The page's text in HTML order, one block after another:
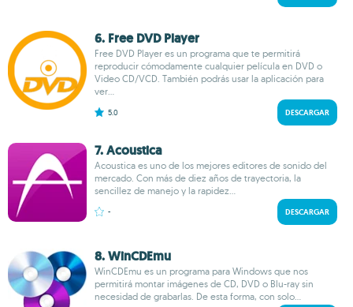
6. Free DVD Player
Free DVD Player es un programa que te permitirá
reproducir cómodamente cualquier película en DVD o
Video CD/VCD. También podrás usar la aplicación para
ver...
5.0 DESCARGAR
7. Acoustica
Acoustica es uno de los mejores editores de sonido del
mercado. Con más de diez años de trayectoria, la
sencillez de manejo y la rapidez...
- DESCARGAR
8. WinCDEmu
WinCDEmu es un programa para Windows que nos
permitirá montar imágenes de CD, DVD o Blu-ray sin
necesidad de grabarlas. De esta forma, con solo...